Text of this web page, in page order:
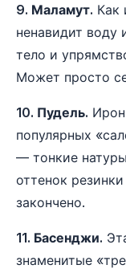
9. Маламут. Как
ненавидит
тело и
Может просто
10. Пудель.
популярных
— тонкие
оттенок
закончено.
11. Басенджи.
знаменитые